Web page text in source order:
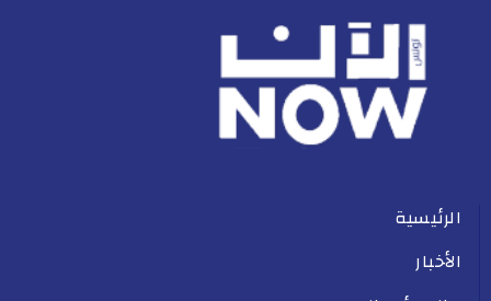
الرئيسية
الأخبار